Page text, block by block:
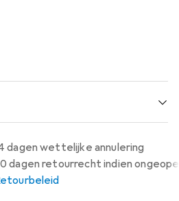
dagen wettelijke annulering
dagen retourrecht indien